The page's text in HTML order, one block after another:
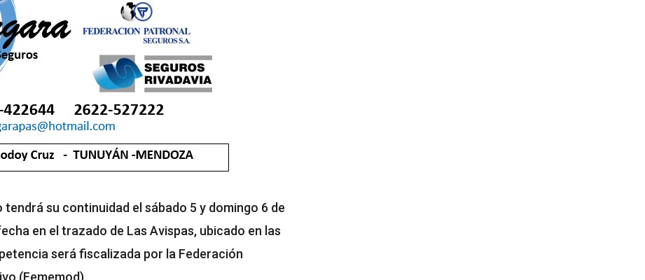
su continuidad el sábado 5 y domingo 6 de
en el trazado de Las Avispas, ubicado en las
será fiscalizada por la Federación
(Fememod).